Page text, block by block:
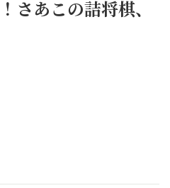
さあこの詰将棋、